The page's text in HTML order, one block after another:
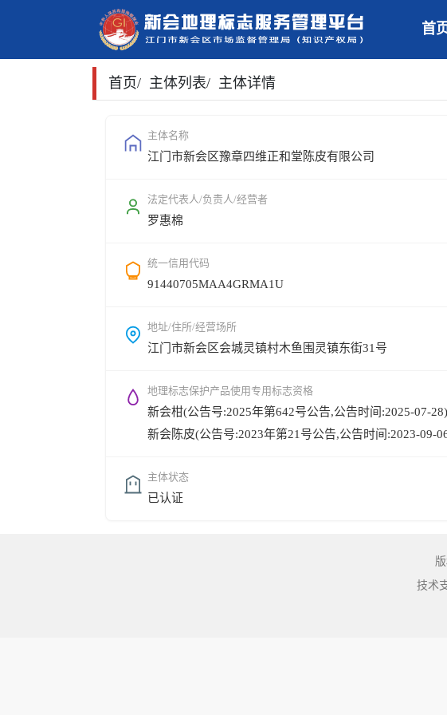
首
首页/ 主体列表/ 主体详情
主体名称
江门市新会区豫章四维正和堂陈皮有限公司
法定代表人/负责人/经营者
罗惠棉
统一信用代码
91440705MAA4GRMA1U
地址/住所/经营场所
江门市新会区会城灵镇村木鱼围灵镇东街31号
地理标志保护产品使用专用标志资格
新会柑(公告号:2025年第642号公告,公告时间:2025-07-28)
新会陈皮(公告号:2023年第21号公告,公告时间:2023-09-
主体状态
已认证
技术